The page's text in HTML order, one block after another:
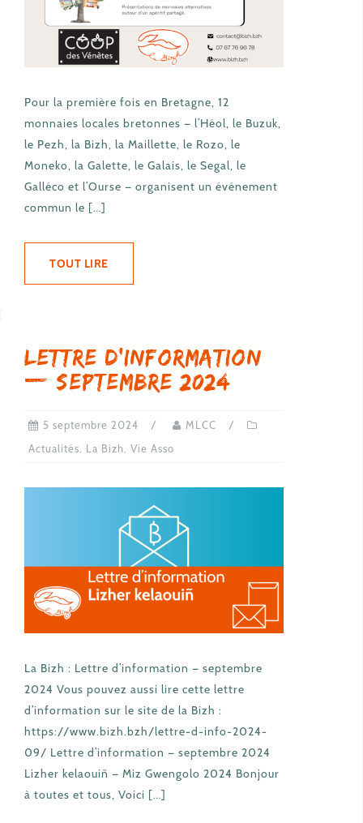
Pour la première fois en Bretagne, 12
monnaies locales bretonnes — l’Héol, le Buzuk,
le Pezh, la Bizh, la Maillette, le Rozo, le
Moneko, la Galette, le Galais, le Segal, le
Galléco et l’Ourse — organisent un événement
commun le […]
TOUT LIRE
Lettre d’information
— septembre 2024
5 septembre 2024
MLCC
Actualités
La Bizh Vie Asso
La Bizh : Lettre d’information — septembre
2024 Vous pouvez aussi lire cette lettre
d’information sur le site de la Bizh :
https://www.bizh.bzh/lettre-d-info-2024-
09/ Lettre d’information — septembre 2024
Lizher kelaouiñ — Miz Gwengolo 2024 Bonjour
à toutes et tous, Voici […]